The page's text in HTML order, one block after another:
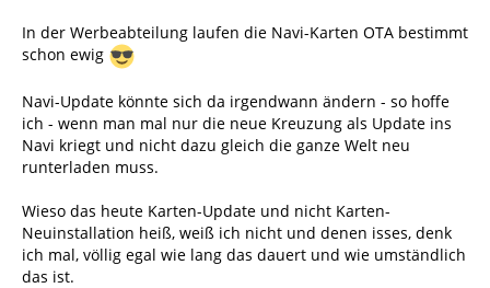
In der Werbeabteilung laufen die Navi-Karten OTA bestimmt
schon ewig
Navi-Update könnte sich da irgendwann ändern - so hoffe
ich - wenn man mal nur die neue Kreuzung als Update ins
Navi kriegt und nicht dazu gleich die ganze Welt neu
runterladen muss.
Wieso das heute Karten-Update und nicht Karten-
Neuinstallation heiß, weiß ich nicht und denen isses, denk
ich mal, völlig egal wie lang das dauert und wie umständlich
das ist.